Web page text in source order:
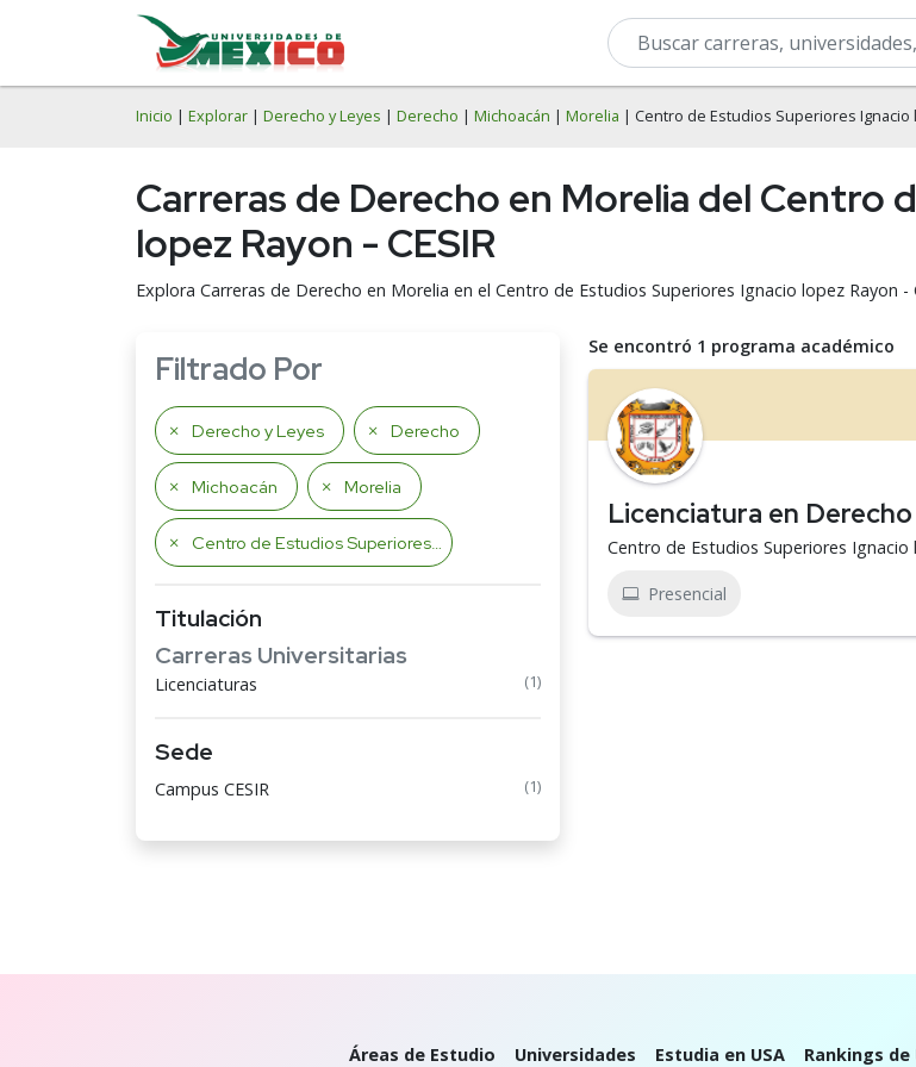
Inicio | Explorar | Derecho y Leyes | Derecho | Michoacán | Morelia | Centro de Estudios Superiores Ignacio
Carreras de Derecho en Morelia del Centro
lopez Rayon - CESIR
Explora Carreras de Derecho en Morelia en el Centro de Estudios Superiores Ignacio lopez Rayon -
Filtrado Por
Derecho y Leyes Derecho
Michoacán Morelia
Centro de Estudios Superiores Ignacio lopez Rayon
Titulación
Carreras Universitarias
Licenciaturas (1)
Sede
Campus CESIR (1)
Se encontró 1 programa académico
Licenciatura en Derecho
Centro de Estudios Superiores Ignacio
Presencial
Áreas de Estudio Universidades Estudia en USA Rankings